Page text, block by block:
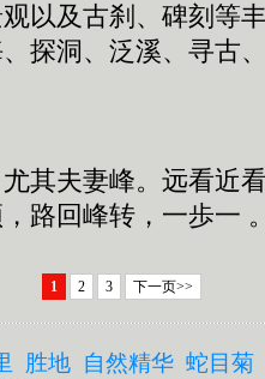
以及古刹、碑刻等
、探洞、泛溪、寻
夫妻峰。远看近
路回峰转，一歩一
1 2 3 下一页>>
胜地 自然精华 蛇目菊